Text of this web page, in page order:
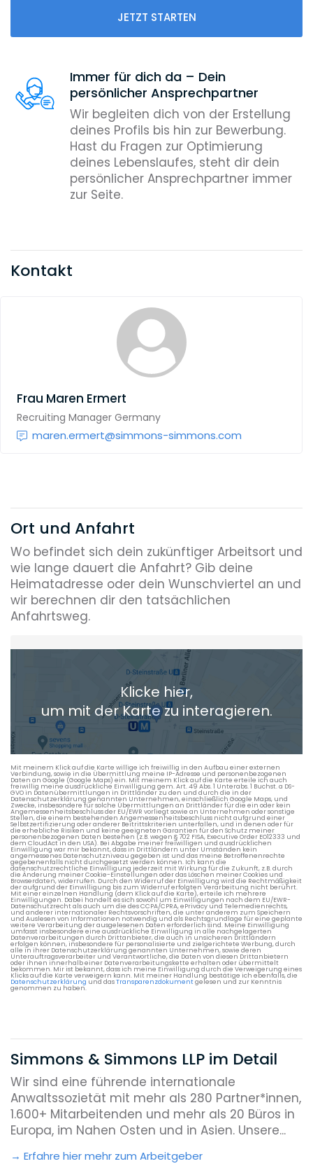
JETZT STARTEN
Immer für dich da – Dein
persönlicher Ansprechpartner
Wir begleiten dich von der Erstellung
deines Profils bis hin zur Bewerbung.
Hast du Fragen zur Optimierung
deines Lebenslaufes, steht dir dein
persönlicher Ansprechpartner immer
zur Seite.
Kontakt
Frau Maren Ermert
Recruiting Manager Germany
maren.ermert@simmons-simmons.com
Ort und Anfahrt
Wo befindet sich dein zukünftiger Arbeitsort und
wie lange dauert die Anfahrt? Gib deine
Heimatadresse oder dein Wunschviertel an und
wir berechnen dir den tatsächlichen
Anfahrtsweg.
Heimatadresse oder Wunschort
+ Aktuellen Standort hinzufügen
Die berechneten Anreisezeiten basieren auf den
Verkehrsdaten eines typischen Dienstag morgens um 8:30.
Klicke hier,
um mit der Karte zu interagieren.
Mit meinem Klick auf die Karte willige ich freiwillig in den Aufbau einer externen
Verbindung, sowie in die Übermittlung meine IP-Adresse und personenbezogenen
Daten an Google (Google Maps) ein. Mit meinem Klick auf die Karte erteile ich auch
freiwillig meine ausdrückliche Einwilligung gem. Art. 49 Abs. 1 Unterabs. 1 Buchst. a DS-
GVO in Datenübermittlungen in Drittländer zu den und durch die in der
Datenschutzerklärung genannten Unternehmen, einschließlich Google Maps, und
Zwecke, insbesondere für solche Übermittlungen an Drittländer für die ein oder kein
Angemessenheitsbeschluss der EU/EWR vorliegt sowie an Unternehmen oder sonstige
Stellen, die einem bestehenden Angemessenheitsbeschluss nicht aufgrund einer
Selbstzertifizierung oder anderer Beitrittskriterien unterfallen, und in denen oder für
die erhebliche Risiken und keine geeigneten Garantien für den Schutz meiner
personenbezogenen Daten bestehen (z.B. wegen § 702 FISA, Executive Order EO12333 und
dem CloudAct in den USA). Bei Abgabe meiner freiwilligen und ausdrücklichen
Einwilligung war mir bekannt, dass in Drittländern unter Umständen kein
angemessenes Datenschutzniveau gegeben ist und das meine Betroffenenrechte
gegebenenfalls nicht durchgesetzt werden können. Ich kann die
datenschutzrechtliche Einwilligung jederzeit mit Wirkung für die Zukunft, z.B. durch
die Änderung meiner Cookie-Einstellungen oder das Löschen meiner Cookies und
Browserdaten, widerrufen. Durch den Widerruf der Einwilligung wird die Rechtmäßigkeit
der aufgrund der Einwilligung bis zum Widerruf erfolgten Verarbeitung nicht berührt.
Mit einer einzelnen Handlung (dem Klick auf die Karte), erteile ich mehrere
Einwilligungen. Dabei handelt es sich sowohl um Einwilligungen nach dem EU/EWR-
Datenschutzrecht als auch um die des CCPA/CPRA, ePrivacy und Telemedienrechts,
und anderer internationaler Rechtsvorschriften, die unter anderem zum Speichern
und Auslesen von Informationen notwendig und als Rechtsgrundlage für eine geplante
weitere Verarbeitung der ausgelesenen Daten erforderlich sind. Meine Einwilligung
umfasst insbesondere eine ausdrückliche Einwilligung in alle nachgelagerten
Datenverarbeitungen durch Drittanbieter, die auch in unsicheren Drittländern
erfolgen können, insbesondere für personalisierte und zielgerichtete Werbung, durch
alle in ihrer Datenschutzerklärung genannten Unternehmen, sowie deren
Unterauftragsverarbeiter und Verantwortliche, die Daten von diesen Drittanbietern
oder ihnen innerhalb einer Datenverarbeitungskette erhalten oder übermittelt
bekommen. Mir ist bekannt, dass ich meine Einwilligung durch die Verweigerung eines
Klicks auf die Karte verweigern kann. Mit meiner Handlung bestätige ich ebenfalls, die
Datenschutzerklärung und dasTransparenzdokumentgelesen und zur Kenntnis
genommen zu haben.
Simmons & Simmons LLP im Detail
Wir sind eine führende internationale
Anwaltssozietät mit mehr als 280 Partner*innen,
1.600+ Mitarbeitenden und mehr als 20 Büros in
Europa, im Nahen Osten und in Asien. Unsere...
Erfahre hier mehr zum Arbeitgeber